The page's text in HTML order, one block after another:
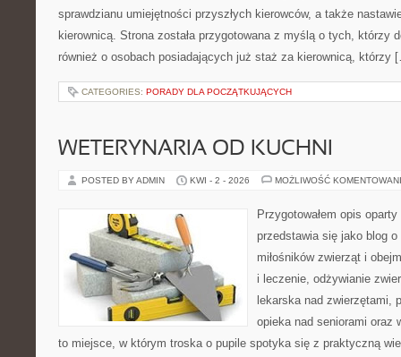
sprawdzianu umiejętności przyszłych kierowców, a także
kierownicą. Strona została przygotowana z myślą o tych, którzy
również o osobach posiadających już staż za kierownicą, którzy
CATEGORIES: PORADY DLA POCZĄTKUJĄCYCH
WETERYNARIA OD KUCHNI
POSTED BY ADMIN KWI - 2 - 2026 MOŻLIWOŚĆ
Przygotowałem opis
przedstawia się jako blog
miłośników zwierząt i
i leczenie, odżywianie
lekarska nad zwierzętami,
opieka nad seniorami oraz
to miejsce, w którym troska o pupile spotyka się z praktyczną